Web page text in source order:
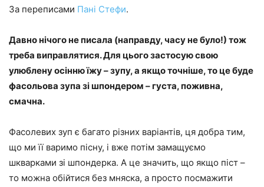
За переписами Пані Стефи.
Давно нічого не писала (направду, часу не було!) тож
треба виправлятися. Для цього застосую свою
улюблену осінню їжу – зупу, а якщо точніше, то це буде
фасольова зупа зі шпондером – густа, поживна,
смачна.
Фасолевих зуп є багато різних варіантів, ця добра тим,
що ми її варимо пісну, і вже потім замащуємо
шкварками зі шпондерка. А це значить, що якщо піст –
то можна обійтися без мняска, а просто посмажити